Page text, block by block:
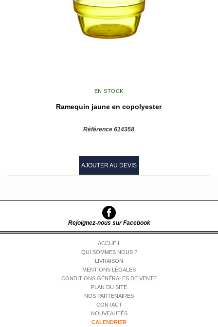
EN STOCK
Ramequin jaune en copolyester
Référence 614358
AJOUTER AU DEVIS
Rejoignez-nous sur Facebook
ACCUEIL
QUI SOMMES NOUS ?
LIVRAISON
MENTIONS LÉGALES
CONDITIONS GÉNÉRALES DE VENTE
PLAN DU SITE
NOS PARTENAIRES
CONTACT
NOUVEAUTÉS
CALENDRIER